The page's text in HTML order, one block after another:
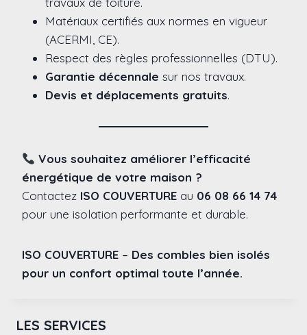
Matériaux certifiés aux normes en vigueur
(ACERMI, CE).
Respect des règles professionnelles (DTU).
Garantie décennale sur nos travaux.
Devis et déplacements gratuits.
Vous souhaitez améliorer l’efficacité
énergétique de votre maison ?
Contactez ISO COUVERTURE au 06 08 66 14 74
pour une isolation performante et durable.
ISO COUVERTURE – Des combles bien isolés
pour un confort optimal toute l’année.
LES SERVICES